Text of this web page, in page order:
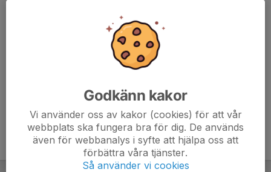
Teknikträning varvat med intervaller.
Du bör kunna crawl 200m i ett svep för att kunna
Godkänn kakor
Vi använder oss av kakor (cookies) för att vår
webbplats ska fungera bra för dig. De används
även för webbanalys i syfte att hjälpa oss att
förbättra våra tjänster.
Så använder vi cookies